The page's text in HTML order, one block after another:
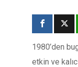
1980’den
etkin ve